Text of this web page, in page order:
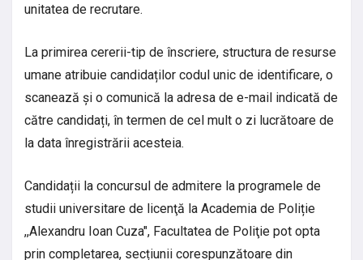
unitatea de recrutare.
La primirea cererii-tip de înscriere, structura de resurse
umane atribuie candidaților codul unic de identificare, o
scanează și o comunică la adresa de e-mail indicată de
către candidați, în termen de cel mult o zi lucrătoare de
la data înregistrării acesteia.
Candidații la concursul de admitere la programele de
studii universitare de licenţă la Academia de Poliție
,,Alexandru Ioan Cuza", Facultatea de Poliţie pot opta
prin completarea, secțiunii corespunzătoare din